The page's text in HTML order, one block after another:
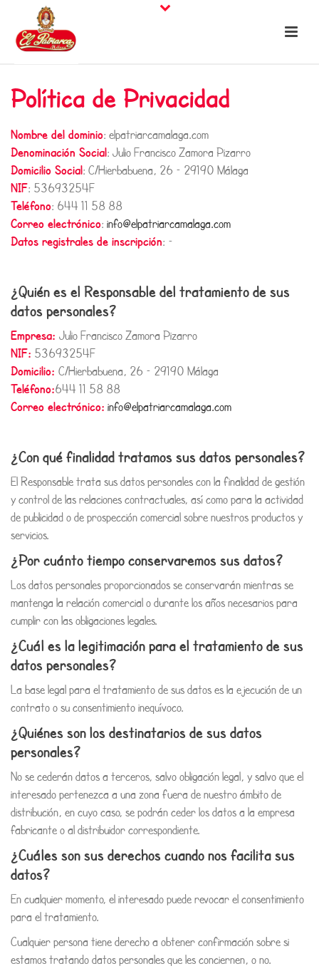
Política de Privacidad
Nombre del dominio: elpatriarcamalaga.com
Denominación Social: Julio Francisco Zamora Pizarro
Domicilio Social: C/Hierbabuena, 26 – 29190 Málaga
NIF: 53693254F
Teléfono: 644 11 58 88
Correo electrónico: info@elpatriarcamalaga.com
Datos registrales de inscripción: –
¿Quién es el Responsable del tratamiento de sus
datos personales?
Empresa: Julio Francisco Zamora Pizarro
NIF: 53693254F
Domicilio: C/Hierbabuena, 26 – 29190 Málaga
Teléfono:644 11 58 88
Correo electrónico: info@elpatriarcamalaga.com
¿Con qué finalidad tratamos sus datos personales?
El Responsable trata sus datos personales con la finalidad de gestión
y control de las relaciones contractuales, así como para la actividad
de publicidad o de prospección comercial sobre nuestros productos y
servicios.
¿Por cuánto tiempo conservaremos sus datos?
Los datos personales proporcionados se conservarán mientras se
mantenga la relación comercial o durante los años necesarios para
cumplir con las obligaciones legales.
¿Cuál es la legitimación para el tratamiento de sus
datos personales?
La base legal para el tratamiento de sus datos es la ejecución de un
contrato o su consentimiento inequívoco.
¿Quiénes son los destinatarios de sus datos
personales?
No se cederán datos a terceros, salvo obligación legal, y salvo que el
interesado pertenezca a una zona fuera de nuestro ámbito de
distribución, en cuyo caso, se podrán ceder los datos a la empresa
fabricante o al distribuidor correspondiente.
¿Cuáles son sus derechos cuando nos facilita sus
datos?
En cualquier momento, el interesado puede revocar el consentimiento
para el tratamiento.
Cualquier persona tiene derecho a obtener confirmación sobre si
estamos tratando datos personales que les conciernen, o no.